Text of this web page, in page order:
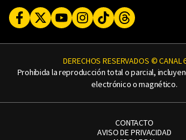
FacebookTwitterYoutubeInstagram
TikTokThreads
DERECHOS RESERVADOS © CANAL
Prohibida la reproducción total o parcial,
electrónico o magnético.
CONTACTO
AVISO DE PRIVACIDAD